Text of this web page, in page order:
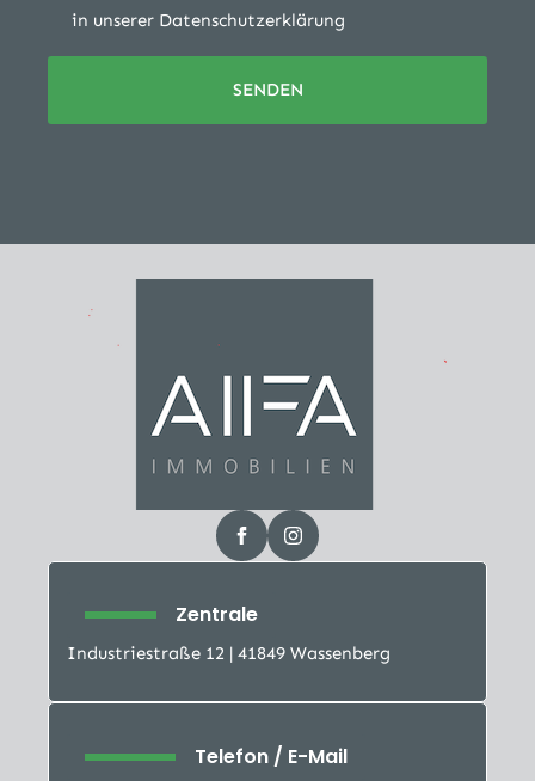
in unserer Datenschutzerklärung
SENDEN
Zentrale
Industriestraße 12 | 41849 Wassenberg
Telefon / E-Mail